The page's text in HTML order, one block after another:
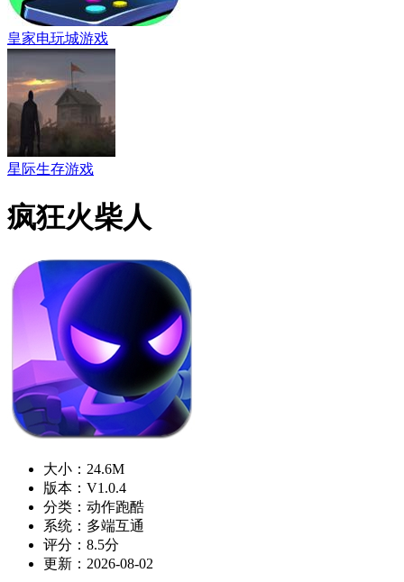
皇家电玩城游戏
星际生存游戏
疯狂火柴人
大小：24.6M
版本：V1.0.4
分类：动作跑酷
系统：多端互通
评分：8.5分
更新：2026-08-02